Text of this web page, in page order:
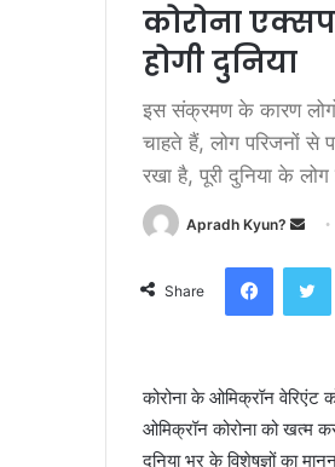
कोरोना
होगी दुनिया
इस संक्रमण के कारण लोगों
चाहते हैं, लोग परिजनों से
रखा है, पूरी दुनिया के
Apradh Kyun?
n
e
m
a
Share
कोरोना के ओमिक्रॉन वेरिएंट
ओमिक्रॉन कोरोना को खत्म
दुनिया भर के विशेषज्ञों का